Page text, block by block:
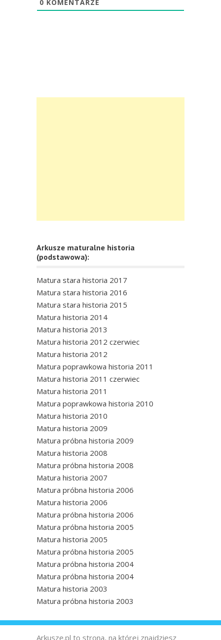
0 KOMENTARZE
Arkusze maturalne historia
(podstawowa):
Matura stara historia 2017
Matura stara historia 2016
Matura stara historia 2015
Matura historia 2014
Matura historia 2013
Matura historia 2012 czerwiec
Matura historia 2012
Matura poprawkowa historia 2011
Matura historia 2011 czerwiec
Matura historia 2011
Matura poprawkowa historia 2010
Matura historia 2010
Matura historia 2009
Matura próbna historia 2009
Matura historia 2008
Matura próbna historia 2008
Matura historia 2007
Matura próbna historia 2006
Matura historia 2006
Matura próbna historia 2006
Matura próbna historia 2005
Matura historia 2005
Matura próbna historia 2005
Matura próbna historia 2004
Matura próbna historia 2004
Matura historia 2003
Matura próbna historia 2003
Arkusze.pl to strona, na której znajdziesz